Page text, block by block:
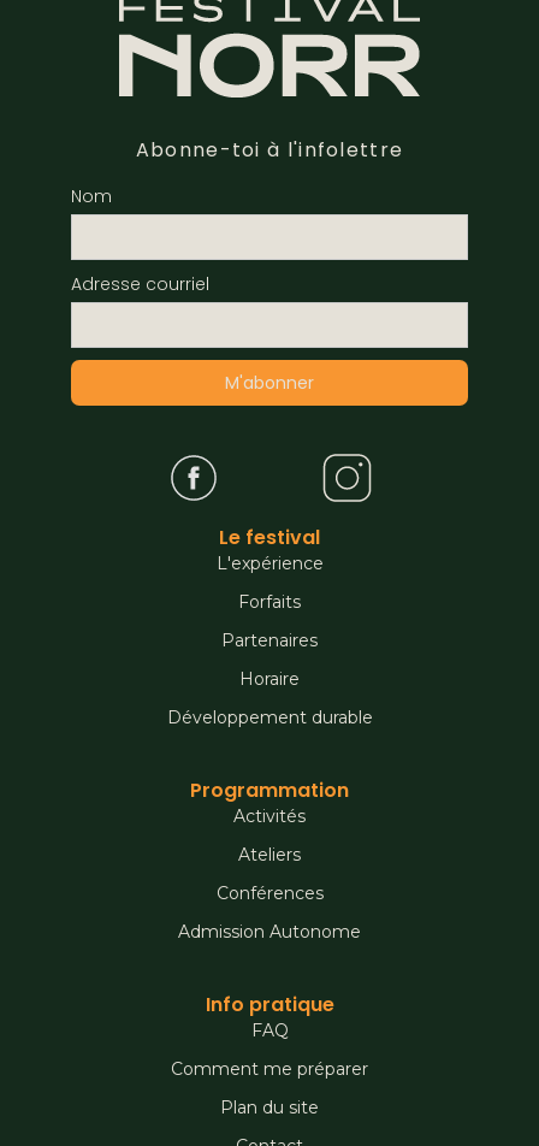
Abonne-toi à l'infolettre
Nom
Adresse courriel
Le festival
L'expérience
Forfaits
Partenaires
Horaire
Développement durable
Programmation
Activités
Ateliers
Conférences
Admission Autonome
Info pratique
FAQ
Comment me préparer
Plan du site